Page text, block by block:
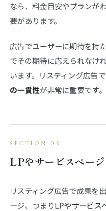
なら、料金目安やプランが
要があります。
広告でユーザーに期待を持
でその期待に応えられなけ
います。リスティング広告で
の一貫性が非常に重要です。
LPやサービスペー
リスティング広告で成果を
ージ、つまりLPやサービス